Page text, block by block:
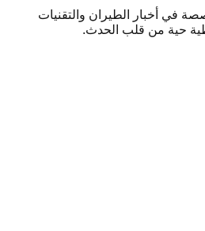
في أخبار الطيران والتقنيات
حية من قلب الحدث.